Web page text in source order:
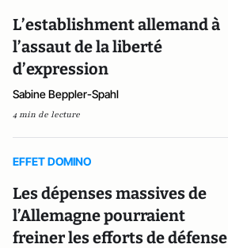
L’establishment allemand à
l’assaut de la liberté
d’expression
Sabine Beppler-Spahl
4 min de lecture
EFFET DOMINO
Les dépenses massives de
l’Allemagne pourraient
freiner les efforts de défense